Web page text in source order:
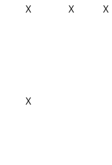
X X X
X